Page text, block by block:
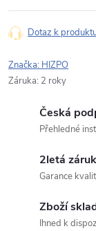
Dotaz k
Značka: HIZPO
Záruka: 2 roky
Česká
Přehledné
2letá
Garance
Zboží
Ihned k